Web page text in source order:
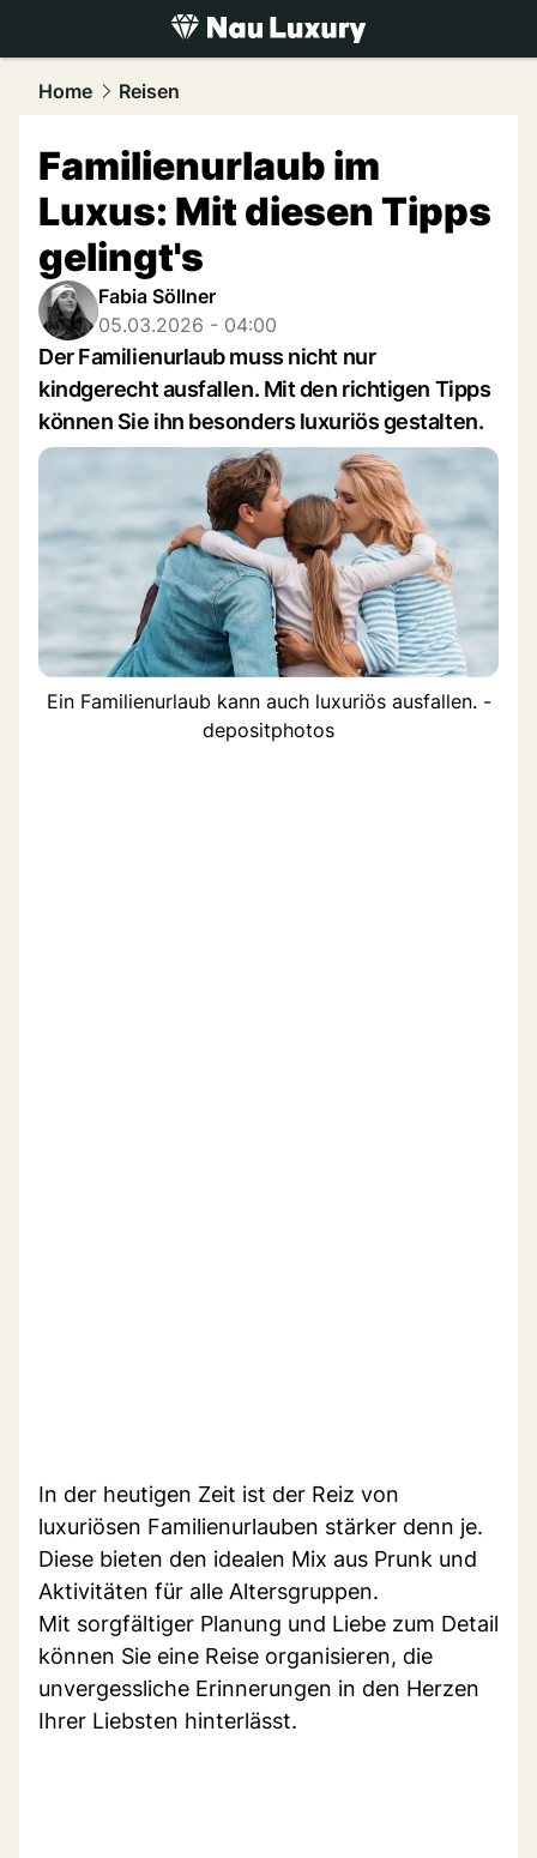
luxury.NAU.ch
Home Reisen
Familienurlaub im
Luxus: Mit diesen Tipps
gelingt's
Fabia Söllner
05.03.2026 - 04:00
Der Familienurlaub muss nicht nur
kindgerecht ausfallen. Mit den richtigen Tipps
können Sie ihn besonders luxuriös gestalten.
Ein Familienurlaub kann auch luxuriös ausfallen. -
depositphotos
In der heutigen Zeit ist der Reiz von
luxuriösen Familienurlauben stärker denn je.
Diese bieten den idealen Mix aus Prunk und
Aktivitäten für alle Altersgruppen.
Mit sorgfältiger Planung und Liebe zum Detail
können Sie eine Reise organisieren, die
unvergessliche Erinnerungen in den Herzen
Ihrer Liebsten hinterlässt.